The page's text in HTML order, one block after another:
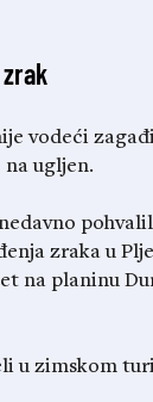
vodeći
ugljen.
zraka u
na planinu
u zimskom